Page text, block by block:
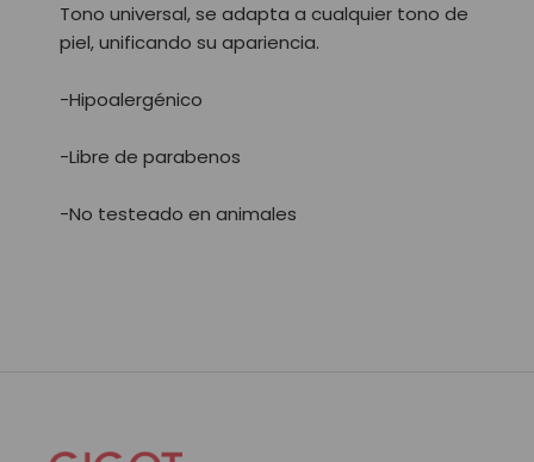
Tono universal, se adapta a cualquier tono de
piel, unificando su apariencia.
-Hipoalergénico
-Libre de parabenos
-No testeado en animales